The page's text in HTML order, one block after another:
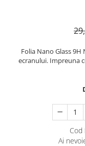
Folia Nano Glass 9H
ecranului. Impreuna
Cod
Ai